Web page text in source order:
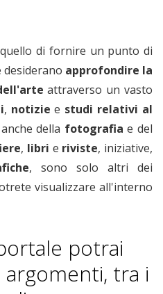
di fornire un punto di
approfondire la
attraverso un vasto
, notiziee studi relativi al
della fotografiae del
, libri e riviste, iniziative,
, sono solo altri dei
visualizzare all'interno
potrai
tra i